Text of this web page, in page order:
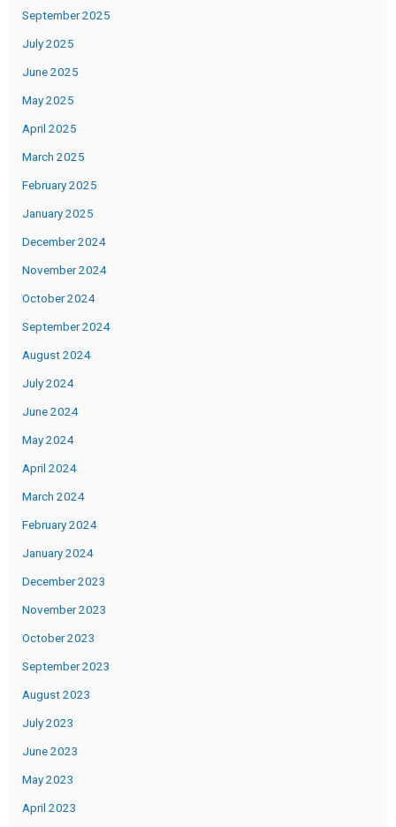
September 2025
July 2025
June 2025
May 2025
April 2025
March 2025
February 2025
January 2025
December 2024
November 2024
October 2024
September 2024
August 2024
July 2024
June 2024
May 2024
April 2024
March 2024
February 2024
January 2024
December 2023
November 2023
October 2023
September 2023
August 2023
July 2023
June 2023
May 2023
April 2023